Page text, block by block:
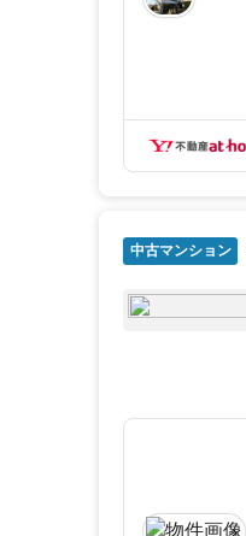
中古マンション